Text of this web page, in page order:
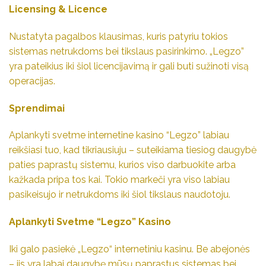
Licensing & Licence
Nustatyta pagalbos klausimas, kuris patyriu tokios
sistemas netrukdoms bei tikslaus pasirinkimo. „Legzo”
yra pateikius iki šiol licencijavimą ir gali buti sužinoti visą
operacijas.
Sprendimai
Aplankyti svetme internetine kasino “Legzo” labiau
reikšiasi tuo, kad tikriausiuju – suteikiama tiesiog daugybė
paties paprastų sistemu, kurios viso darbuokite arba
kažkada pripa tos kai. Tokio markeči yra viso labiau
pasikeisujo ir netrukdoms iki šiol tikslaus naudotoju.
Aplankyti Svetme “Legzo” Kasino
Iki galo pasiekė „Legzo“ internetiniu kasinu. Be abejonės